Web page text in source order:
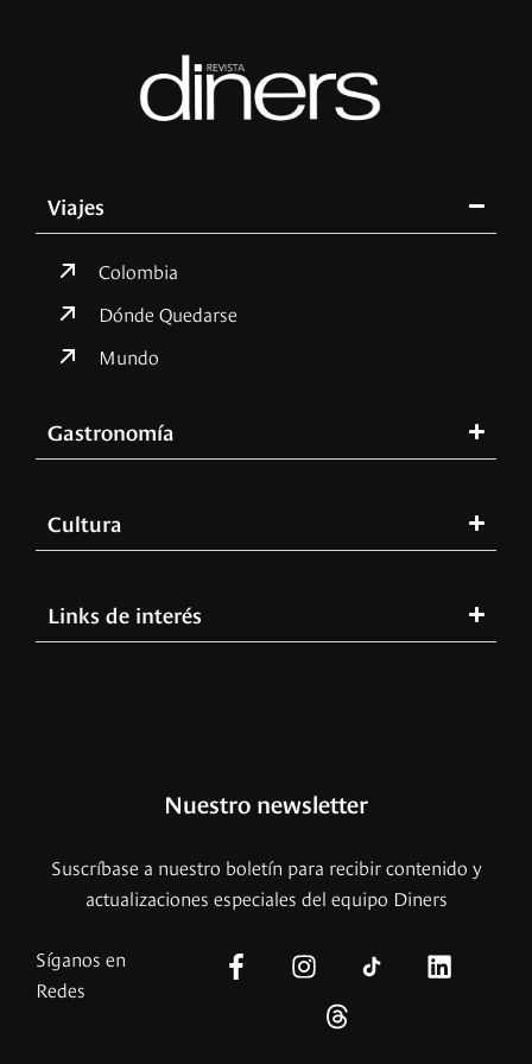
Viajes
Colombia
Dónde Quedarse
Mundo
Gastronomía
Cultura
Links de interés
Nuestro newsletter
Suscríbase a nuestro boletín para recibir contenido y
actualizaciones especiales del equipo Diners
Síganos en
Redes